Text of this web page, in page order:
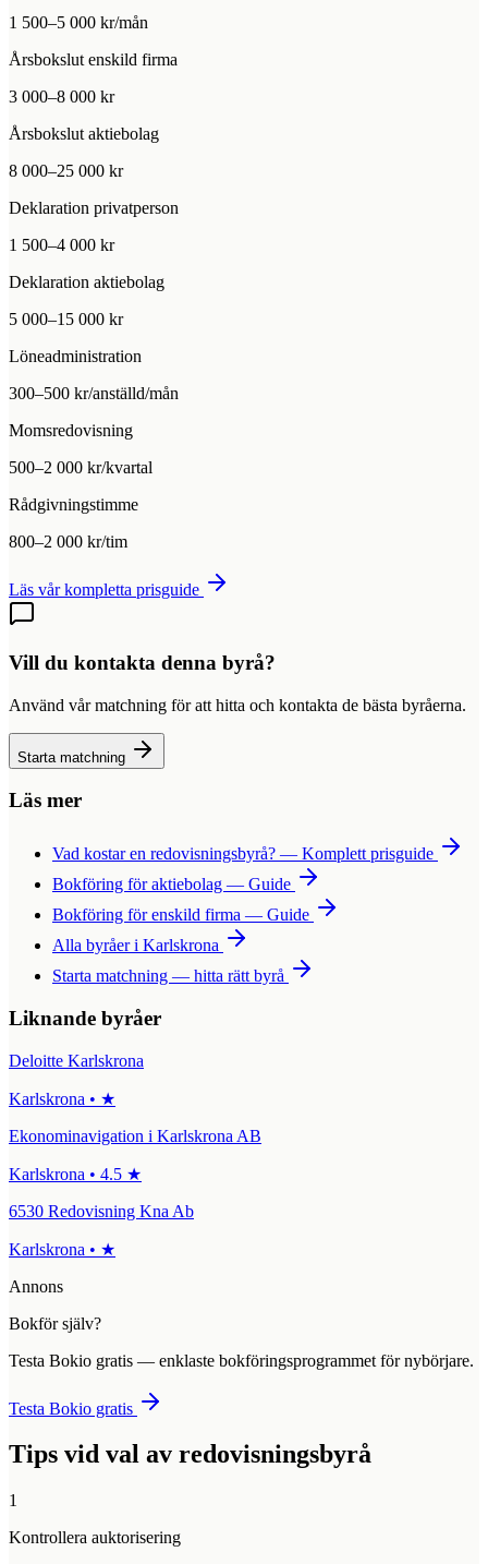
1 500–5 000 kr/mån
Årsbokslut enskild firma
3 000–8 000 kr
Årsbokslut aktiebolag
8 000–25 000 kr
Deklaration privatperson
1 500–4 000 kr
Deklaration aktiebolag
5 000–15 000 kr
Löneadministration
300–500 kr/anställd/mån
Momsredovisning
500–2 000 kr/kvartal
Rådgivningstimme
800–2 000 kr/tim
Läs vår kompletta prisguide
Vill du kontakta denna byrå?
Använd vår matchning för att hitta och kontakta de bästa byråerna.
Starta matchning
Läs mer
Vad kostar en redovisningsbyrå? — Komplett prisguide
Bokföring för aktiebolag — Guide
Bokföring för enskild firma — Guide
Alla byråer i Karlskrona
Starta matchning — hitta rätt byrå
Liknande byråer
Deloitte Karlskrona
Karlskrona • ★
Ekonominavigation i Karlskrona AB
Karlskrona • 4.5 ★
6530 Redovisning Kna Ab
Karlskrona • ★
Annons
Bokför själv?
Testa Bokio gratis — enklaste bokföringsprogrammet för nybörjare.
Testa Bokio gratis
Tips vid val av redovisningsbyrå
1
Kontrollera auktorisering